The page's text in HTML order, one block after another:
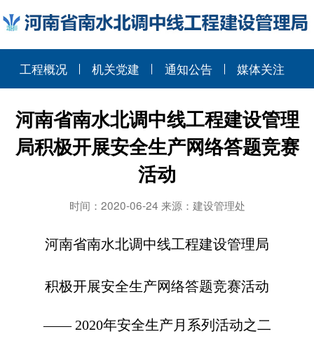
工程概况 机关党建 通知公告 媒体关注
河南省南水北调中线工程建设管理
局积极开展安全生产网络答题竞赛
活动
时间：2020-06-24 来源：建设管理处
河南省南水北调中线工程建设管理局
积极开展安全生产网络答题竞赛活动
—— 2020年安全生产月系列活动之二